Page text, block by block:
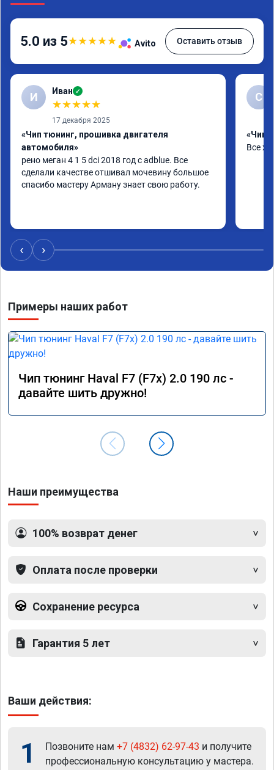
5.0 из 5★★★★★ Avito Оставить отзыв
И Иван ✓
★★★★★
17 декабря 2025
«Чип тюнинг, прошивка двигателя
автомобиля»
рено меган 4 1 5 dci 2018 год с adblue. Все
сделали качестве отшивал мочевину большое
спасибо мастеру Арману знает свою работу.
С
«Чип
Все
‹ ›
Примеры наших работ
Чип тюнинг Haval F7 (F7x) 2.0 190 лс -
давайте шить дружно!
Наши преимущества
100% возврат денег
Оплата после проверки
Сохранение ресурса
Гарантия 5 лет
Ваши действия:
1 Позвоните нам +7 (4832) 62-97-43 и получите
профессиональную консультацию у мастера.